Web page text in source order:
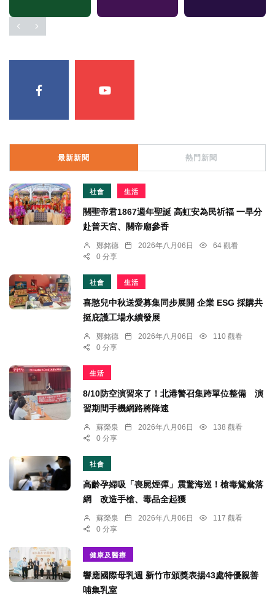
最新新聞 熱門新聞
社會 生活
關聖帝君1867週年聖誕 高虹安為民祈福 一早分
赴普天宮、關帝廟參香
鄭銘德 2026年八月06日
64 觀看
0 分享
社會 生活
喜憨兒中秋送愛募集同步展開 企業 ESG 採購共
挺庇護工場永續發展
鄭銘德 2026年八月06日
110 觀看
0 分享
生活
8/10防空演習來了！北港警召集跨單位整備 演
習期間手機網路將降速
蘇榮泉 2026年八月06日
138 觀看
0 分享
社會
高齡孕婦吸「喪屍煙彈」震驚海巡！槍毒鴛鴦落
網 改造手槍、毒品全起獲
蘇榮泉 2026年八月06日
117 觀看
0 分享
健康及醫療
響應國際母乳週 新竹市頒獎表揚43處特優親善
哺集乳室